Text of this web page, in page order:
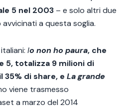
5 nel 2003 – e solo altri due
a questa soglia.
Io non ho paura, che
5, totalizza 9 milioni di
di share, e La grande
viene trasmesso
a marzo del 2014